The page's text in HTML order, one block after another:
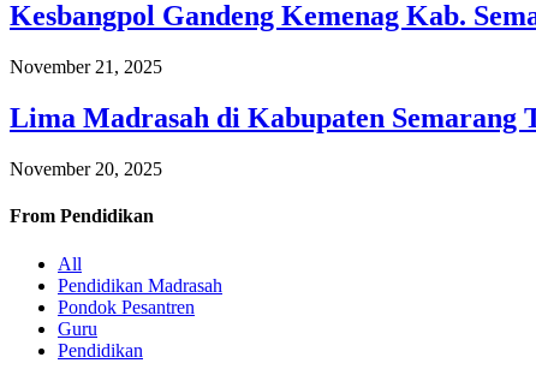
Kesbangpol Gandeng Kemenag Kab.
November 21, 2025
Lima Madrasah di Kabupaten Semarang
November 20, 2025
From Pendidikan
All
Pendidikan Madrasah
Pondok Pesantren
Guru
Pendidikan